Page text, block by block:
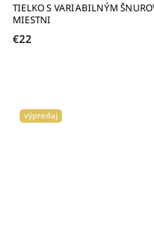
TIELKO S VARIABILNÝM
MIESTNI
€22
výpredaj